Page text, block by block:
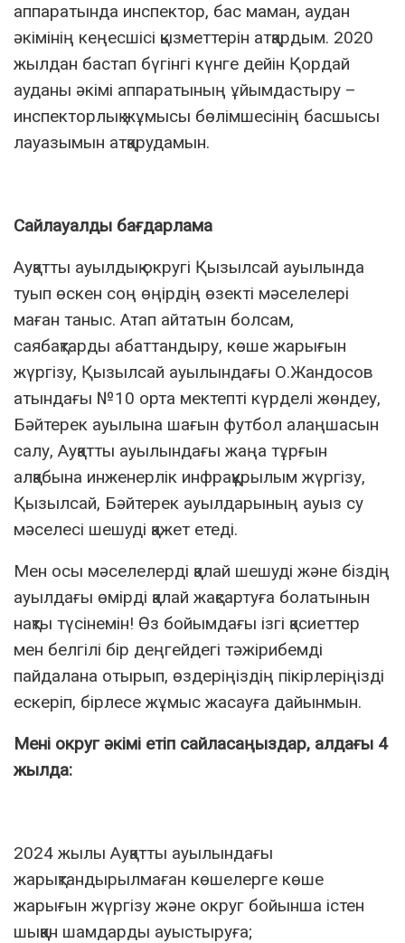
аппаратында инспектор, бас маман, аудан
әкімінің кеңесшісі қызметтерін атқардым. 2020
жылдан бастап бүгінгі күнге дейін Қордай
ауданы әкімі аппаратының ұйымдастыру –
инспекторлық жұмысы бөлімшесінің басшысы
лауазымын атқарудамын.
Сайлауалды бағдарлама
Ауқатты ауылдық округі Қызылсай ауылында
туып өскен соң өңірдің өзекті мәселелері
маған таныс. Атап айтатын болсам,
саябақтарды абаттандыру, көше жарығын
жүргізу, Қызылсай ауылындағы О.Жандосов
атындағы №10 орта мектепті күрделі жөндеу,
Бәйтерек ауылына шағын футбол алаңшасын
салу, Ауқатты ауылындағы жаңа тұрғын
алқабына инженерлік инфрақұрылым жүргізу,
Қызылсай, Бәйтерек ауылдарының ауыз су
мәселесі шешуді қажет етеді.
Мен осы мәселелерді қалай шешуді және біздің
ауылдағы өмірді қалай жақсартуға болатынын
нақты түсінемін! Өз бойымдағы ізгі қасиеттер
мен белгілі бір деңгейдегі тәжірибемді
пайдалана отырып, өздеріңіздің пікірлеріңізді
ескеріп, бірлесе жұмыс жасауға дайынмын.
Мені округ әкімі етіп сайласаңыздар, алдағы 4
жылда:
2024 жылы Ауқатты ауылындағы
жарықтандырылмаған көшелерге көше
жарығын жүргізу және округ бойынша істен
шыққан шамдарды ауыстыруға;